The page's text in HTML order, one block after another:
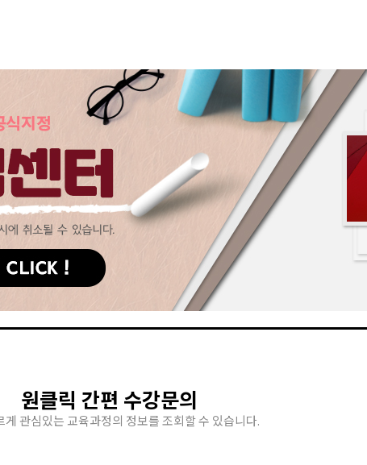
원클릭 간편 수강문의
게 관심있는 교육과정의 정보를 조회할 수 있습니다.